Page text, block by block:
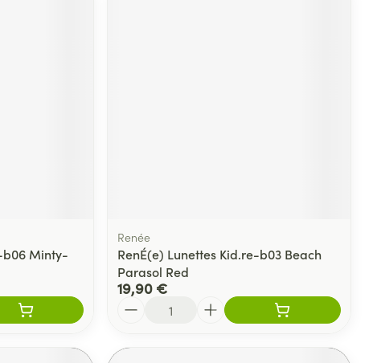
b06 Minty-
Renée
RenÉ(e) Lunettes Kid.re-b03 Beach
Parasol Red
19,90 €